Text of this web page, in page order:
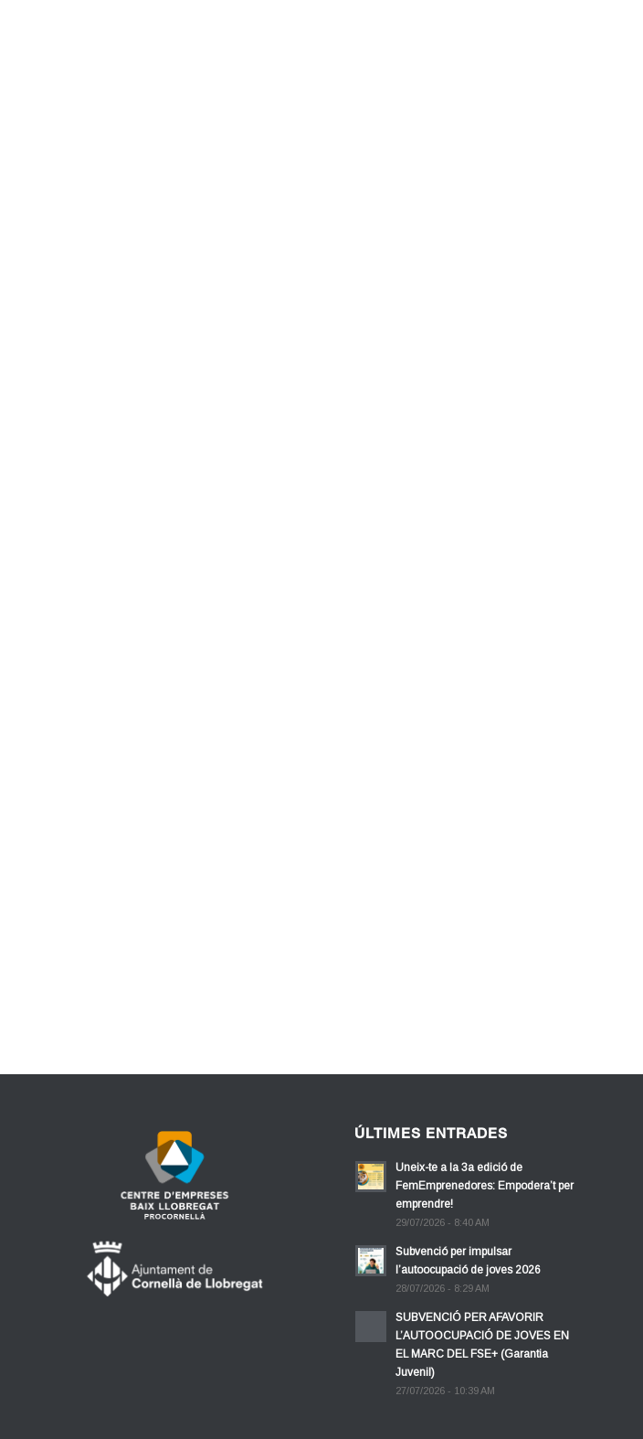
ÚLTIMES ENTRADES
Uneix-te a la 3a edició de
FemEmprenedores: Empodera’t per
emprendre!
29/07/2026 - 8:40 AM
Subvenció per impulsar
l’autoocupació de joves 2026
28/07/2026 - 8:29 AM
SUBVENCIÓ PER AFAVORIR
L’AUTOOCUPACIÓ DE JOVES EN
EL MARC DEL FSE+ (Garantia
Juvenil)
27/07/2026 - 10:39 AM